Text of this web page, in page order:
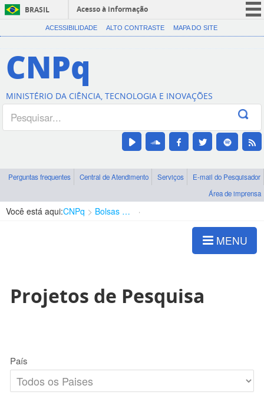
BRASIL
Acesso à informação
CORONAVÍRUS (COVID-19)
Canais
ACESSIBILIDADE ALTO CONTRASTE MAPA DO SITE
CNPq
MINISTÉRIO DA CIÊNCIA, TECNOLOGIA E INOVAÇÕES
Perguntas frequentes Central de Atendimento Serviços
E-mail do Pesquisador
Área de imprensa
Você está aqui:CNPq Bolsas e Auxílios Vigentes
MENU
Projetos de Pesquisa
País